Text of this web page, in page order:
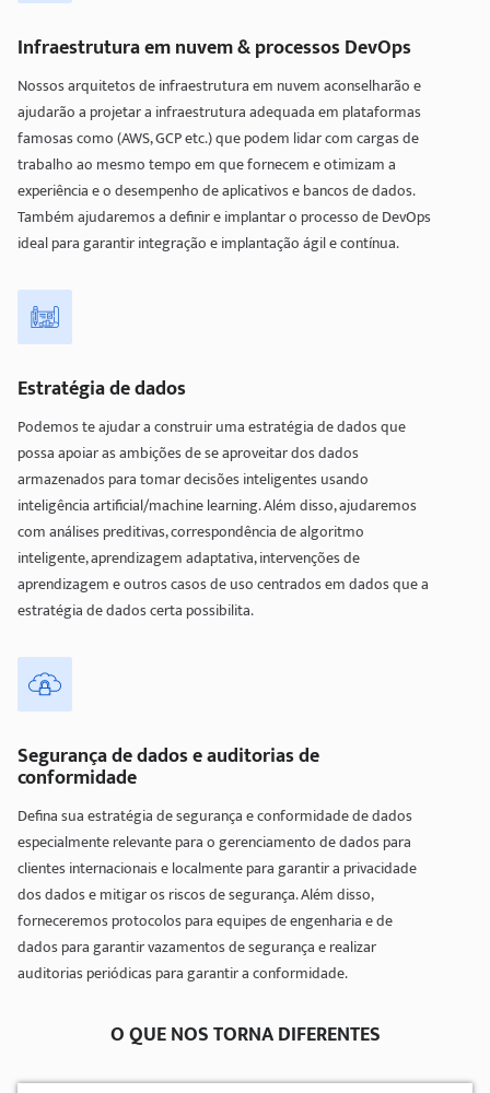
Infraestrutura em nuvem & processos DevOps
Nossos arquitetos de infraestrutura em nuvem aconselharão e
ajudarão a projetar a infraestrutura adequada em plataformas
famosas como (AWS, GCP etc.) que podem lidar com cargas de
trabalho ao mesmo tempo em que fornecem e otimizam a
experiência e o desempenho de aplicativos e bancos de dados.
Também ajudaremos a definir e implantar o processo de DevOps
ideal para garantir integração e implantação ágil e contínua.
Estratégia de dados
Podemos te ajudar a construir uma estratégia de dados que
possa apoiar as ambições de se aproveitar dos dados
armazenados para tomar decisões inteligentes usando
inteligência artificial/machine learning. Além disso, ajudaremos
com análises preditivas, correspondência de algoritmo
inteligente, aprendizagem adaptativa, intervenções de
aprendizagem e outros casos de uso centrados em dados que a
estratégia de dados certa possibilita.
Segurança de dados e auditorias de
conformidade
Defina sua estratégia de segurança e conformidade de dados
especialmente relevante para o gerenciamento de dados para
clientes internacionais e localmente para garantir a privacidade
dos dados e mitigar os riscos de segurança. Além disso,
forneceremos protocolos para equipes de engenharia e de
dados para garantir vazamentos de segurança e realizar
auditorias periódicas para garantir a conformidade.
O QUE NOS TORNA DIFERENTES